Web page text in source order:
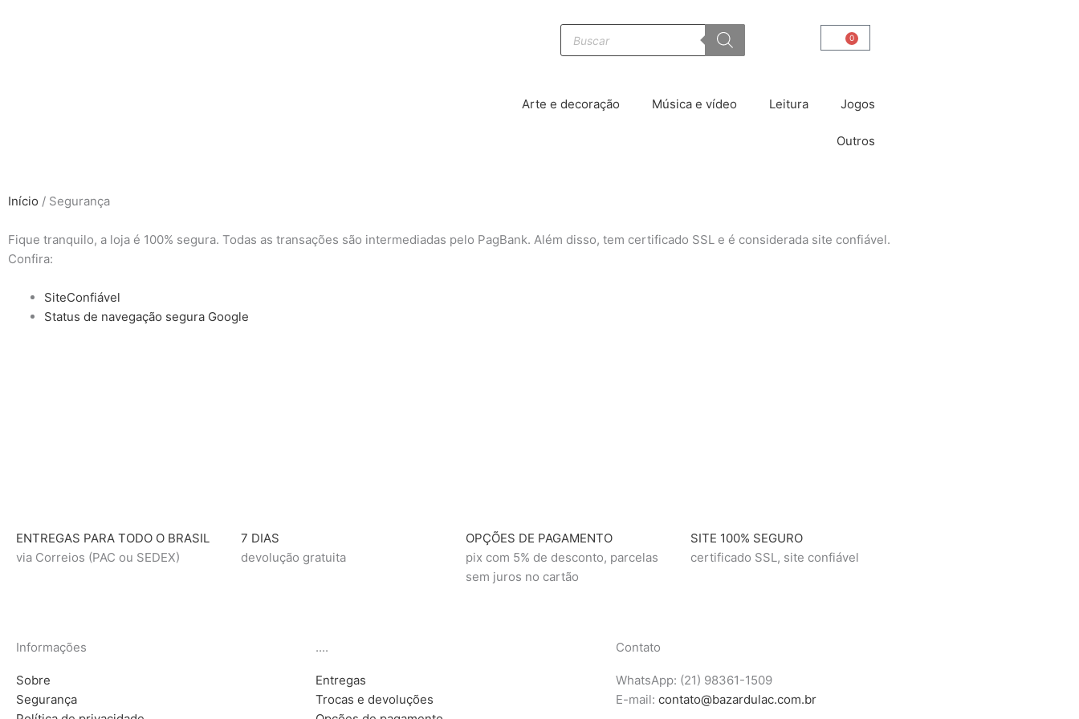
Pesquisar
produtos 0
Carrinho
Arte e decoração Música e vídeo Leitura Jogos
Outros
Início / Segurança
Fique tranquilo, a loja é 100% segura. Todas as transações são intermediadas pelo PagBank. Além disso, tem certificado SSL e é considerada site confiável.
Confira:
SiteConfiável
Status de navegação segura Google
ENTREGAS PARA TODO O BRASIL
via Correios (PAC ou SEDEX)
7 DIAS
devolução gratuita
OPÇÕES DE PAGAMENTO
pix com 5% de desconto, parcelas
sem juros no cartão
SITE 100% SEGURO
certificado SSL, site confiável
Informações
Sobre
Segurança
....
Entregas
Trocas e devoluções
Contato
WhatsApp: (21) 98361-1509
E-mail: contato@bazardulac.com.br